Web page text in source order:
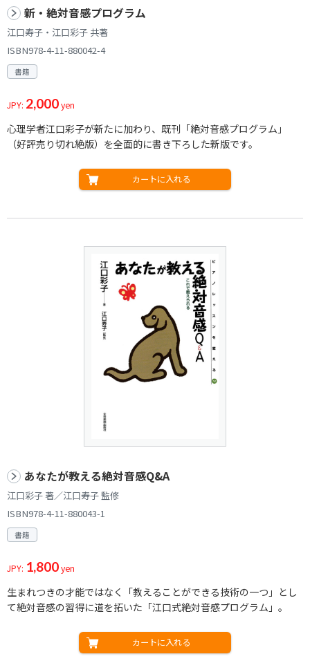
新・絶対音感プログラム
江口寿子・江口彩子 共著
ISBN978-4-11-880042-4
書籍
JPY: 2,000yen
心理学者江口彩子が新たに加わり、既刊「絶対音感プログラム」
（好評売り切れ絶版）を全面的に書き下ろした新版です。
カートに入れる
あなたが教える絶対音感Q&A
江口彩子 著／江口寿子 監修
ISBN978-4-11-880043-1
書籍
JPY: 1,800yen
生まれつきの才能ではなく「教えることができる技術の一つ」とし
て絶対音感の習得に道を拓いた「江口式絶対音感プログラム」。
カートに入れる